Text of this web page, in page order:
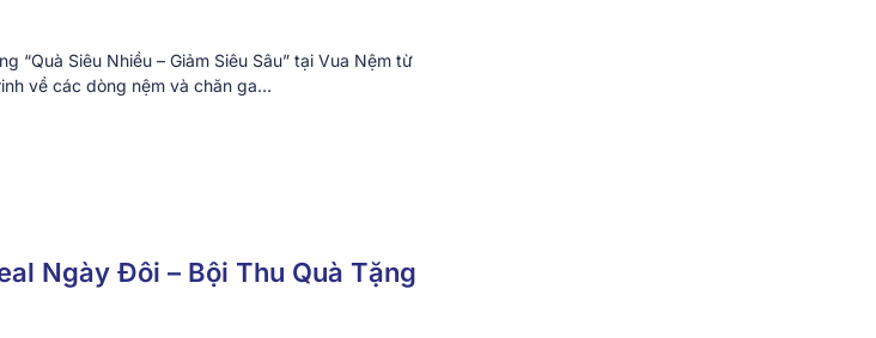
“Quà Siêu Nhiều – Giảm Siêu Sâu” tại Vua Nệm từ
về các dòng nệm và chăn ga…
Ngày Đôi – Bội Thu Quà Tặng